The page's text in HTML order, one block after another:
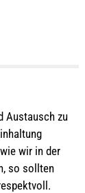
Austausch zu
wir in der
so sollten